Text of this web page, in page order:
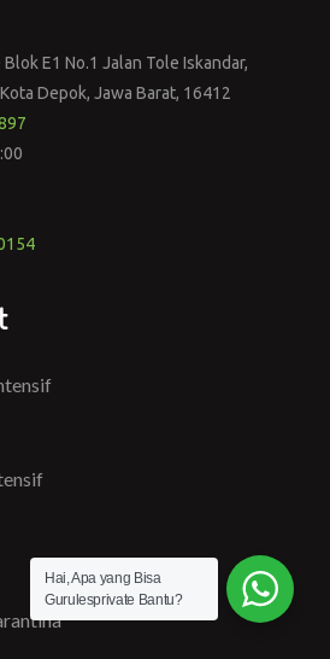
E1 No.1 Jalan Tole Iskandar,
Depok, Jawa Barat, 16412
Hai, Apa yang Bisa
Gurulesprivate Bantu?